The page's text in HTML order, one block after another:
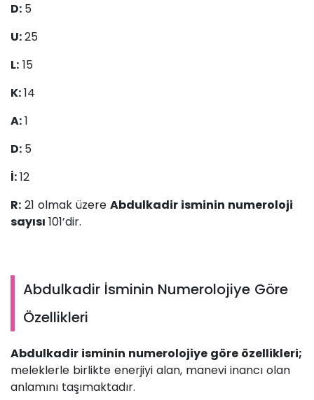
D: 5
U:25
L: 15
K:14
A:1
D: 5
İ:12
R: 21 olmak üzere Abdulkadir isminin numeroloji
sayısı 101’dir.
Abdulkadir İsminin Numerolojiye Göre
Özellikleri
Abdulkadir isminin numerolojiye göre özellikleri;
meleklerle birlikte enerjiyi alan, manevi inancı olan
anlamını taşımaktadır.